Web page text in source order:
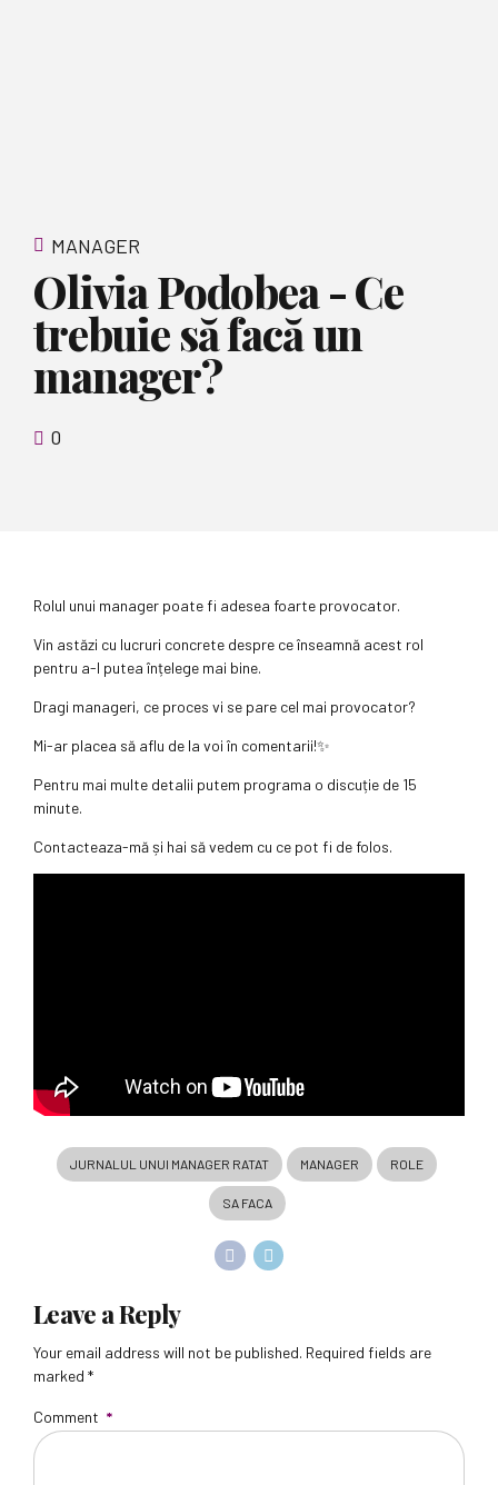
MANAGER
Olivia Podobea - Ce
trebuie să facă un
manager?
0
Rolul unui manager poate fi adesea foarte provocator.
Vin astăzi cu lucruri concrete despre ce înseamnă acest rol
pentru a-l putea înțelege mai bine.
Dragi manageri, ce proces vi se pare cel mai provocator?
Mi-ar placea să aflu de la voi în comentarii!✨
Pentru mai multe detalii putem programa o discuție de 15
minute.
Contacteaza-mă și hai să vedem cu ce pot fi de folos.
JURNALUL UNUI MANAGER RATAT MANAGER ROLE
SA FACA
Leave a Reply
Your email address will not be published. Required fields are
marked *
Comment *